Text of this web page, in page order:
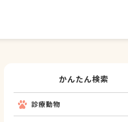
かんたん検索
診療動物